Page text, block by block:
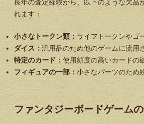
長年の査定経験から、以下のような欠品
れます：
小さなトークン類： ライフトークンやゴ
ダイス： 汎用品のため他のゲームに流用
特定のカード： 使用頻度の高いカードの
フィギュアの一部： 小さなパーツのため
ファンタジーボードゲーム